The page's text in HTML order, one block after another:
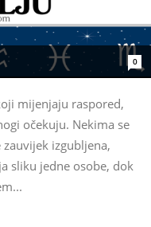
0
mijenjaju raspored,
očekuju. Nekima se
izgubljena,
sliku jedne osobe, dok